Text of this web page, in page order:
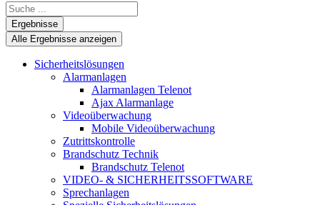
Search
...Ergebnisse
Alle Ergebnisse anzeigen
Sicherheitslösungen
Alarmanlagen
Alarmanlagen Telenot
Ajax Alarmanlage
Videoüberwachung
Mobile Videoüberwachung
Zutrittskontrolle
Brandschutz Technik
Brandschutz Telenot
VIDEO- & SICHERHEITSSOFTWARE
Sprechanlagen